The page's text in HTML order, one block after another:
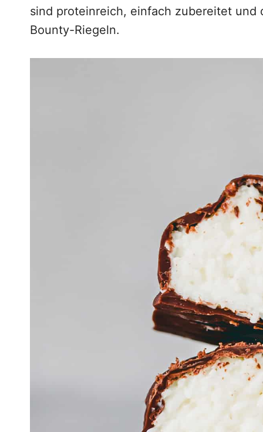
sind proteinreich, einfach zubereitet
Bounty-Riegeln.